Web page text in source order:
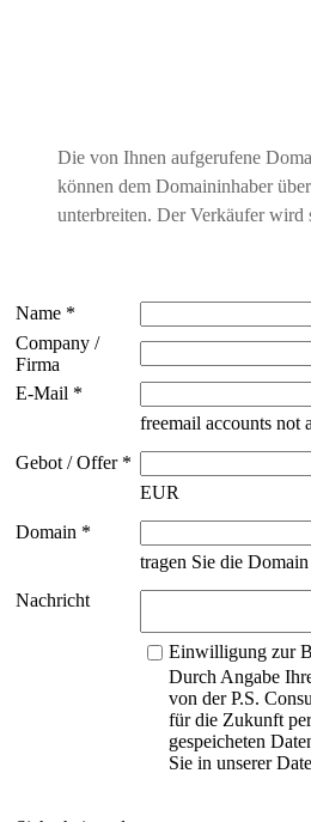
Die von Ihnen aufgerufene
können dem Domaininhaber
unterbreiten. Der Verkäufer wird
Name *
Company /
Firma
E-Mail *
freemail accounts not
Gebot / Offer *
EUR
Domain *
tragen Sie die
Nachricht
Einwilligung zur
Durch Angabe
von der P.S.
für die Zukunft
gespeicheten
Sie in unserer